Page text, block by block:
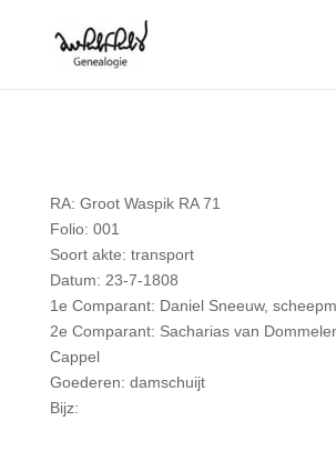
RA: Groot Waspik RA 71
Folio: 001
Soort akte: transport
Datum: 23-7-1808
1e Comparant: Daniel Sneeuw,
2e Comparant: Sacharias van
Cappel
Goederen: damschuijt
Bijz: